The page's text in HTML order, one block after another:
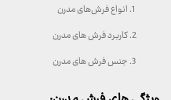
انواع فرش‌های مدرن
کاربرد فرش های مدرن
جنس فرش های مدرن